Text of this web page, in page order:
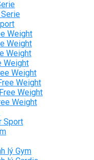
Weight
Weight
Weight
Weight
Weight
Weight
Weight
Weight
Sport
lý Gym